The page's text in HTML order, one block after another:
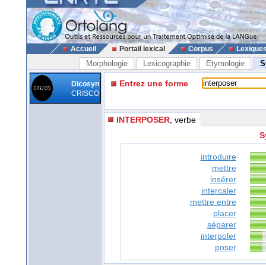
Accueil Portail lexical Corpus
Morphologie Lexicographie Etymologie
Dicosyn
CRISCO
Entrez une forme
INTERPOSER , verbe
introduire
mettre
insérer
intercaler
mettre entre
placer
séparer
interpoler
poser